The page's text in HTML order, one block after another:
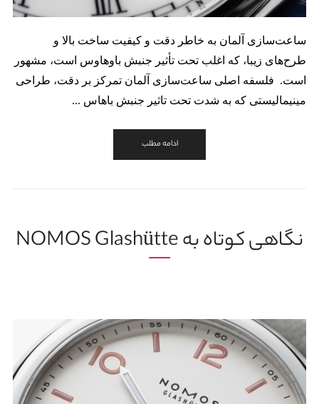
ساعت‌سازی آلمان به خاطر دقت و کیفیت ساخت بالا و
طرح‌های زیبا، که اغلب تحت تأثیر جنبش باوهاوس است، مشهور
است. فلسفه اصلی ساعت‌سازی آلمان تمرکز بر دقت، طراحی
مینیمالیستی که به شدت تحت تاثیر جنبش باهاس ...
ادامه مطلب
نگاهی کوتاه به NOMOS Glashütte